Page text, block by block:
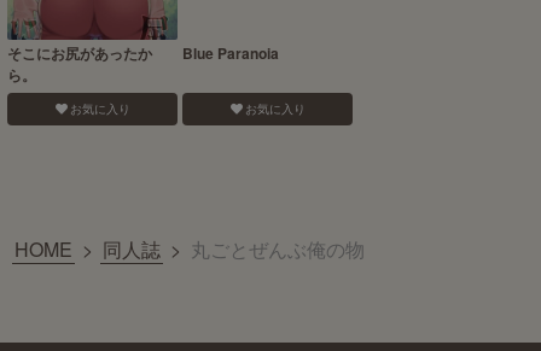
そこにお尻があったか
ら。
お気に入り
Blue Paranoia
お気に入り
HOME > 同人誌 > 丸ごとぜんぶ俺の物